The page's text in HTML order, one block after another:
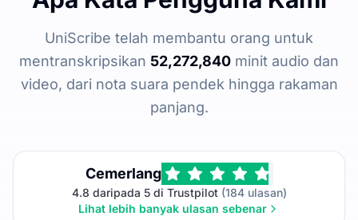
UniScribe telah membantu orang untuk
mentranskripsikan 52,272,840 minit audio dan
video, dari nota suara pendek hingga rakaman
panjang.
Cemerlang
4.8 daripada 5 di Trustpilot(184 ulasan)
Lihat lebih banyak ulasan sebenar